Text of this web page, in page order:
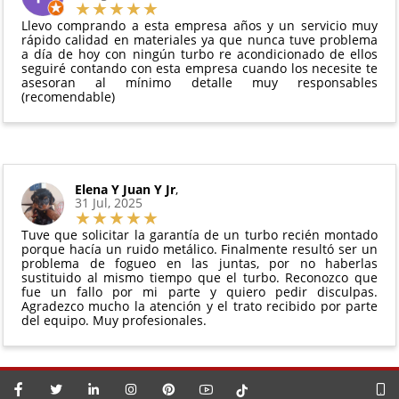
vigente. Consulta nuestras
para más información.
Debe devolverse en su
perfectas condiciones
Llevo comprando a esta empresa años y un servicio muy
rápido calidad en materiales ya que nunca tuve problema
a día de hoy con ningún turbo re acondicionado de ellos
seguiré contando con esta empresa cuando los necesite te
asesoran al mínimo detalle muy responsables
(recomendable)
Elena Y Juan Y Jr,
31 Jul, 2025
Tuve que solicitar la garantía de un turbo recién montado
porque hacía un ruido metálico. Finalmente resultó ser un
problema de fogueo en las juntas, por no haberlas
sustituido al mismo tiempo que el turbo. Reconozco que
fue un fallo por mi parte y quiero pedir disculpas.
Agradezco mucho la atención y el trato recibido por parte
del equipo. Muy profesionales.